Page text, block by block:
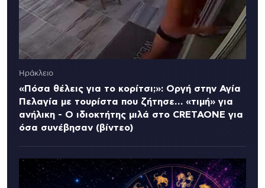
Ηράκλειο
«Πόσα θέλεις για το κορίτσι;»: Οργή στην Αγία
Πελαγία με τουρίστα που ζήτησε… «τιμή» για
ανήλικη - Ο ιδιοκτήτης μιλά στο CRETAONE για
όσα συνέβησαν (βίντεο)